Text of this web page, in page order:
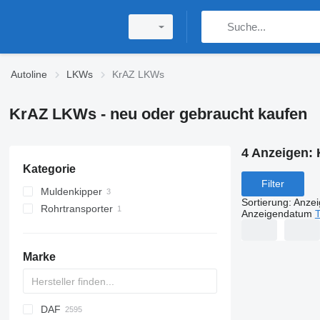
Autoline LKWs KrAZ LKWs
KrAZ LKWs - neu oder gebraucht kaufen
Kategorie
Muldenkipper
Rohrtransporter
Marke
BM
D-series
A series
Tugra
TK
BU
769
C-series
Jumper
DAF
4 Anzeigen:
Filter
Sortierung:
Anzeigendatum